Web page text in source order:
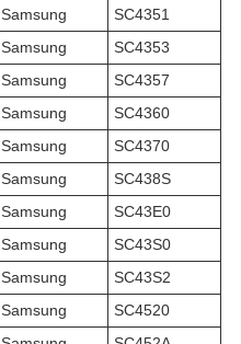
Samsung
SC4351
Samsung
SC4353
Samsung
SC4357
Samsung
SC4360
Samsung
SC4370
Samsung
SC438S
Samsung
SC43E0
Samsung
SC43S0
Samsung
SC43S2
Samsung
SC4520